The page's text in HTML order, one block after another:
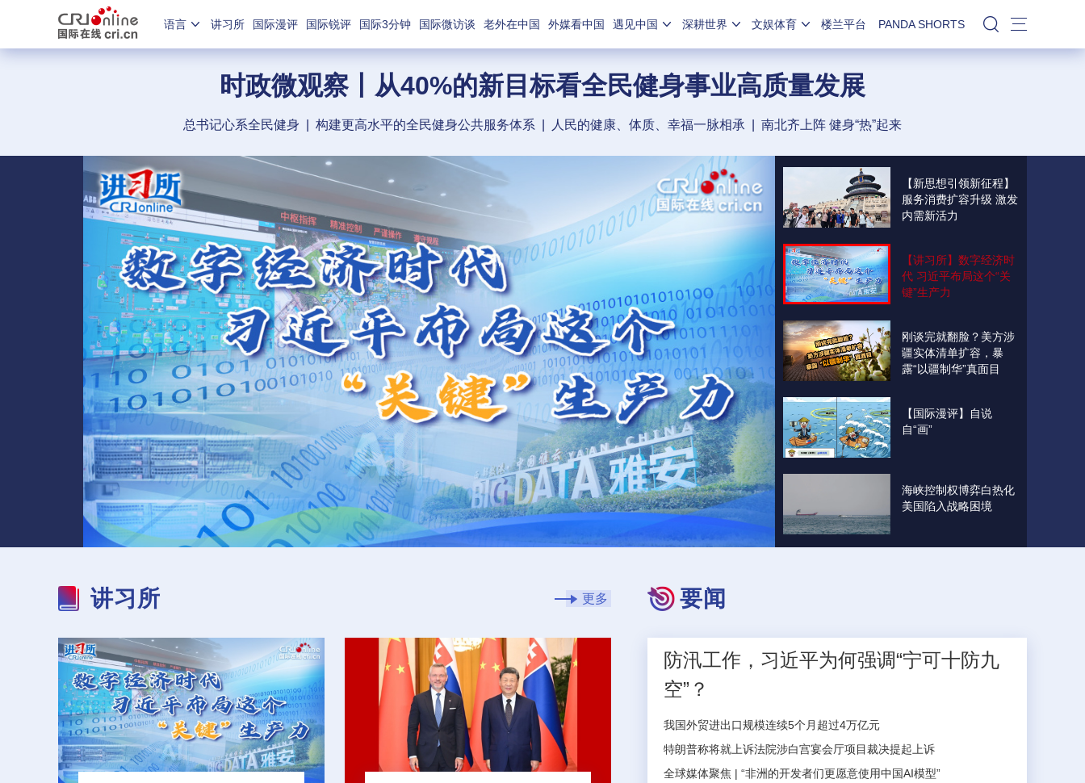
语言 讲习所 国际漫评 国际锐评 国际3分钟 国际微访谈 老外在中国 外媒看中国 遇见中国 深耕世界 文娱体育 楼兰平台 PANDA SHORTS 站内搜索
时政微观察丨从40%的新目标看全民健身事业高质量发展
总书记心系全民健身 构建更高水平的全民健身公共服务体系 人民的健康、体质、幸福一脉相承 南北齐上阵 健身“热”起来
【新思想引领新征程】
服务消费扩容升级 激发
内需新活力
【国际漫评】自说
自“画”
海峡控制权博弈白热化
美国陷入战略困境
【新思想引领新征程】
服务消费扩容升级 激发
内需新活力
【讲习所】数字经济时
代 习近平布局这个“关
键”生产力
刚谈完就翻脸？美方涉
疆实体清单扩容，暴
露“以疆制华”真面目
【国际漫评】自说
自“画”
海峡控制权博弈白热化
美国陷入战略困境
讲习所 更多 要闻
防汛工作，习近平为何强调“宁可十防九
空”？
我国外贸进出口规模连续5个月超过4万亿元
特朗普称将就上诉法院涉白宫宴会厅项目裁决提起上诉
全球媒体聚焦 | “非洲的开发者们更愿意使用中国AI模型”
暑假，让眼睛也轻松放个假｜五健“童”行向未来
国际在线申领新闻记者证人员名单公示
人畜无害的面子，军国主义的里子